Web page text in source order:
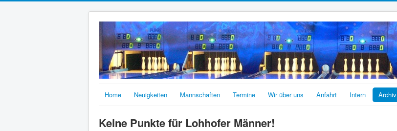
Home Neuigkeiten Mannschaften Termine Wir über uns Anfahrt Intern Archiv
Keine Punkte für Lohhofer Männer!